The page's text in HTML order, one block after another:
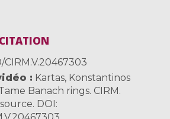
CIRM.V.20467303
Kartas, Konstantinos
Banach rings. CIRM.
DOI: